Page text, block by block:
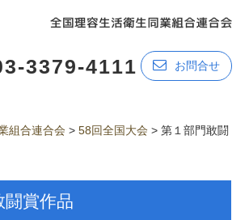
3379-4111 お問合せ
組合連合会 >58回全国大会 >第１部門敢闘
闘賞作品